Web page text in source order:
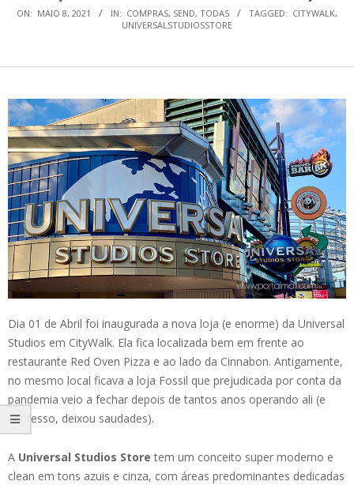
ON: MAIO 8, 2021 IN: COMPRAS, SEND, TODAS TAGGED: CITYWALK,
UNIVERSALSTUDIOSSTORE
Dia 01 de Abril foi inaugurada a nova loja (e enorme) da Universal
Studios em CityWalk. Ela fica localizada bem em frente ao
restaurante Red Oven Pizza e ao lado da Cinnabon. Antigamente,
no mesmo local ficava a loja Fossil que prejudicada por conta da
pandemia veio a fechar depois de tantos anos operando ali (e
confesso, deixou saudades).
A Universal Studios Store tem um conceito super moderno e
clean em tons azuis e cinza, com áreas predominantes dedicadas